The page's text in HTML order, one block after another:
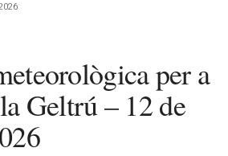
per a
Geltrú – 12 de